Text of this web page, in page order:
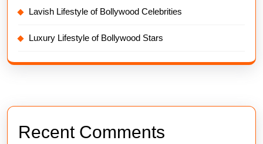
Lavish Lifestyle of Bollywood Celebrities
Luxury Lifestyle of Bollywood Stars
Recent Comments